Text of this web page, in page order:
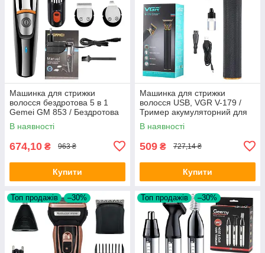
Машинка для стрижки
волосся бездротова 5 в 1
Gemei GM 853 / Бездротова
машинка для волосся
В наявності
674,10 ₴ 963 ₴
Купити
Машинка для стрижки
волосся USB, VGR V-179 /
Тример акумуляторний для
стрижки бороди
В наявності
509 ₴ 727,14 ₴
Купити
Топ продажів –30% Топ продажів –30%